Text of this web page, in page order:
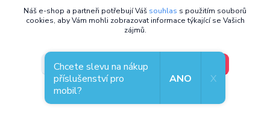
Náš e-shop a partneři potřebují Váš souhlas s použitím souborů
cookies, aby Vám mohli zobrazovat informace týkající se Vašich
zájmů.
Nastavení V pořádku, jdu si vybrat
Souhlas můžete odmítnout
Chcete slevu na nákup
příslušenství pro
mobil?
ANO X